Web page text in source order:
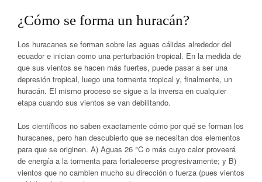
¿Cómo se forma un huracán?
Los huracanes se forman sobre las aguas cálidas alrededor del
ecuador e inician como una perturbación tropical. En la medida de
que sus vientos se hacen más fuertes, puede pasar a ser una
depresión tropical, luego una tormenta tropical y, finalmente, un
huracán. El mismo proceso se sigue a la inversa en cualquier
etapa cuando sus vientos se van debilitando.
Los científicos no saben exactamente cómo por qué se forman los
huracanes, pero han descubierto que se necesitan dos elementos
para que se originen. A) Aguas 26 °C o más cuyo calor proveerá
de energía a la tormenta para fortalecerse progresivamente; y B)
vientos que no cambien mucho su dirección o fuerza (pues vientos